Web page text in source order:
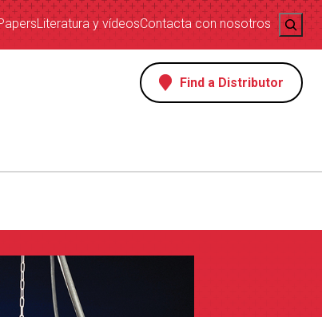
Literatura y vídeosContacta con nosotros Search
Find a Distributor